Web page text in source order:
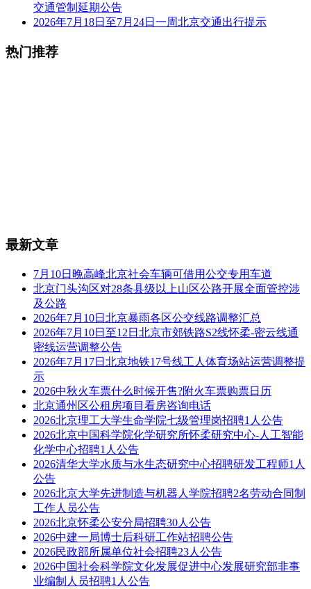
交通管制延期公告
2026年7月18日至7月24日一周北京交通出行提示
热门推荐
最新文章
7月10日晚高峰北京社会车辆可借用公交专用车道
北京门头沟区对28条县级以上山区公路开展全面管控涉
及公路
2026年7月10日北京暴雨各区公交线路调整汇总
2026年7月10日至12日北京市郊铁路S2线怀柔-密云线通
密线运营调整公告
2026年7月17日北京地铁17号线工人体育场站运营调整提
示
2026中秋火车票什么时候开售?附火车票购票日历
北京通州区公租房项目看房咨询电话
2026北京理工大学生命学院七级管理岗招聘1人公告
2026北京中国科学院化学研究所怀柔研究中心-人工智能
化学中心招聘1人公告
2026清华大学水质与水生态研究中心招聘研发工程师1人
公告
2026北京大学先进制造与机器人学院招聘2名劳动合同制
工作人员公告
2026北京怀柔公安分局招聘30人公告
2026中建一局博士后科研工作站招聘公告
2026民政部所属单位社会招聘23人公告
2026中国社会科学院文化发展促进中心发展研究部非事
业编制人员招聘1人公告